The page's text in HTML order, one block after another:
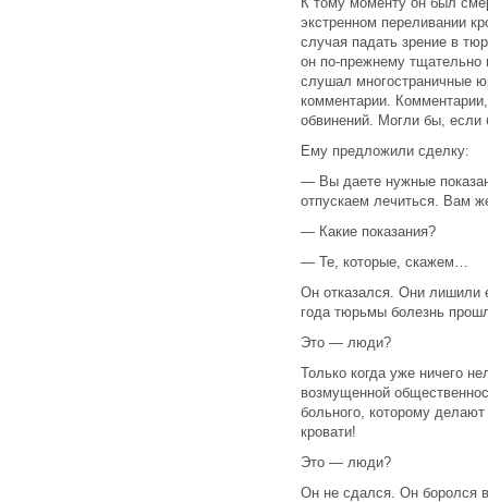
экстренном переливании
случая падать зрение в
он по-прежнему тщательно
слушал многостраничные
комментарии.
обвинений. Могли бы,
Ему предложили сделку:
— Вы даете нужные
отпускаем лечиться. Вам
— Какие показания?
— Те, которые, скажем…
Он отказался. Они лишили
года тюрьмы болезнь
Это — люди?
Только когда уже ничего
возмущенной
больного, которому
кровати!
Это — люди?
Он не сдался. Он боролся